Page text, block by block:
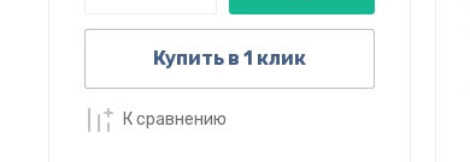
Купить в 1 клик
К сравнению